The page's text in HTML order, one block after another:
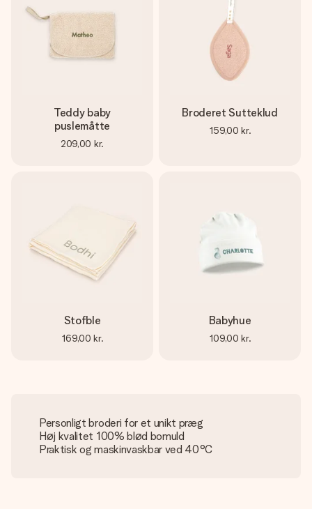
Teddy baby
puslemåtte
209,00 kr.
Broderet Sutteklud
159,00 kr.
Stofble
169,00 kr.
Babyhue
109,00 kr.
Personligt broderi for et unikt præg
Høj kvalitet 100% blød bomuld
Praktisk og maskinvaskbar ved 40°C